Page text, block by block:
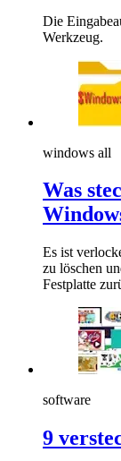
Die
Werkzeug.
windows all
Was
Es ist
zu löschen
Festplatte
software
9